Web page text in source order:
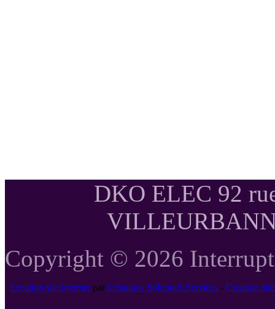
DKO ELEC 92
Copyright © 2026
Creation site internetpar Créations Solutions Services- Creation